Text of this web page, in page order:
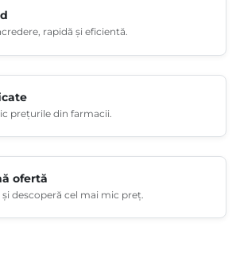
rapidă și eficientă.
prețurile din farmacii.
ofertă
descoperă cel mai mic preț.